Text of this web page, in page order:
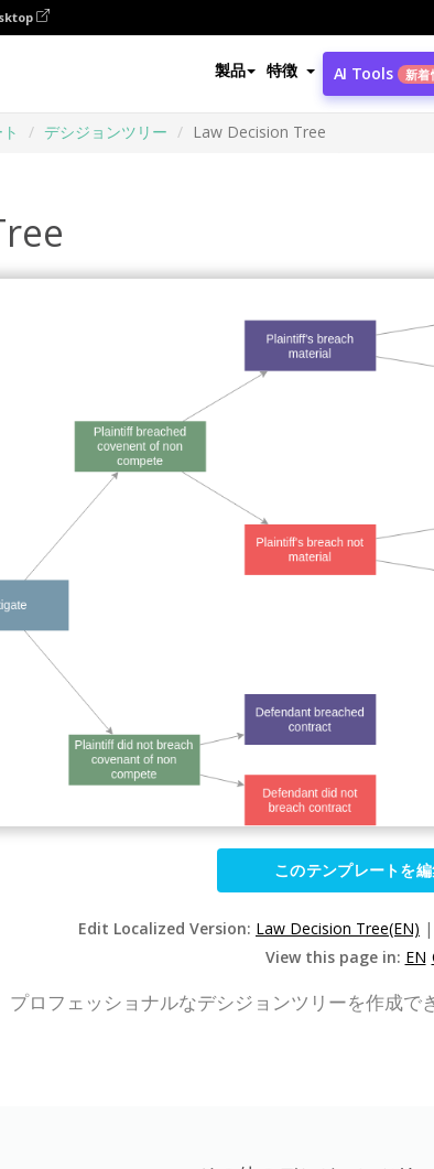
製品 特徴 AI Tools 新着
デシジョンツリー Law Decision Tree
このテンプレートを
Edit Localized Version: Law Decision Tree(EN) |
View this page in: EN
ロフェッショナルなデシジョンツリーを作成で